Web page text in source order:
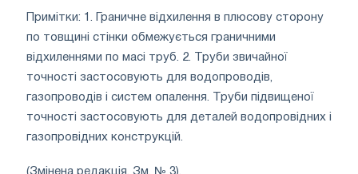
Примітки: 1. Граничне відхилення в плюсову сторону
по товщині стінки обмежується граничними
відхиленнями по масі труб. 2. Труби звичайної
точності застосовують для водопроводів,
газопроводів і систем опалення. Труби підвищеної
точності застосовують для деталей водопровідних і
газопровідних конструкцій.
(Змінена редакція, Зм. № 3).